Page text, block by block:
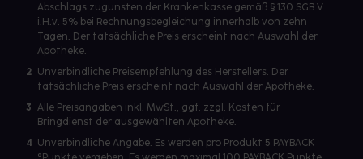
Abschlags zugunsten der Krankenkasse gemäß § 130 SGB V
i.H.v. 5% bei Rechnungsbegleichung innerhalb von zehn
Tagen. Der tatsächliche Preis erscheint nach Auswahl der
Apotheke.
2 Unverbindliche Preisempfehlung des Herstellers. Der
tatsächliche Preis erscheint nach Auswahl der Apotheke.
3 Alle Preisangaben inkl. MwSt., ggf. zzgl. Kosten für
Bringdienst der ausgewählten Apotheke.
4 Unverbindliche Angabe. Es werden pro Produkt 5 PAYBACK